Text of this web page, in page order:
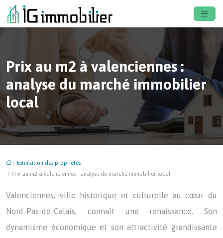
Prix au m2 à valenciennes :
analyse du marché immobilier
local
/ Estimation des propriétés
/ Prix au m2 à valenciennes : analyse du marché immobilier local
Valenciennes, ville historique et culturelle au cœur du
Nord-Pas-de-Calais, connaît une renaissance. Son
dynamisme économique et son attractivité grandissante